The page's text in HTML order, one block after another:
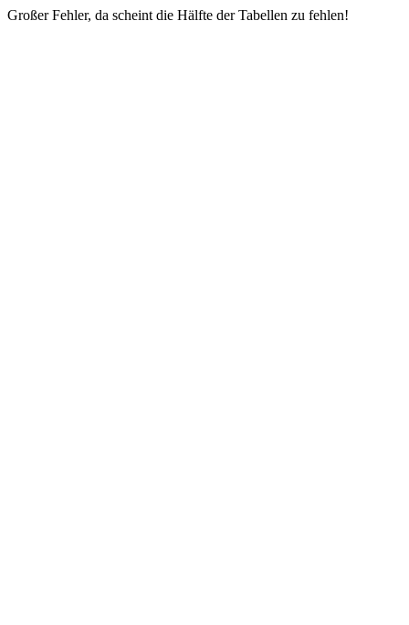
Großer Fehler, da scheint die Hälfte der Tabellen zu fehlen!